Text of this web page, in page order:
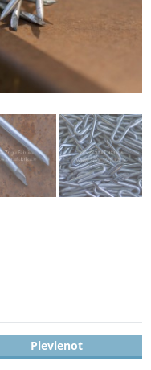
Pievienot